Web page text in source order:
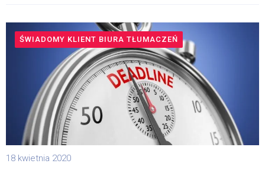
ŚWIADOMY KLIENT BIURA TŁUMACZEŃ
18 kwietnia 2020